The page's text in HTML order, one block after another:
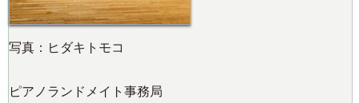
写真：ヒダキトモコ
ピアノランドメイト事務局